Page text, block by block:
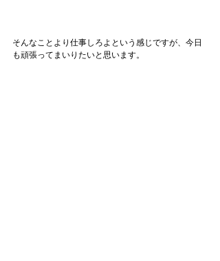
そんなことより仕事しろよという感じですが、今日
も頑張ってまいりたいと思います。